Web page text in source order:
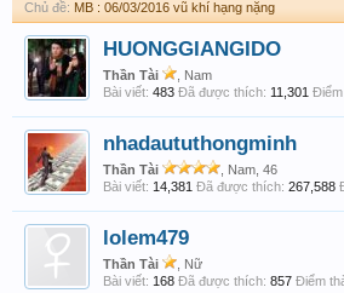
Chủ đề: MB : 06/03/2016 vũ khí hạng nặng
HUONGGIANGIDO
Thần Tài
, Nam
Bài viết: 483 Đã được thích: 11,301 Điểm
nhadaututhongminh
Thần Tài
, Nam, 46
Bài viết: 14,381 Đã được thích: 267,588
lolem479
Thần Tài
, Nữ
Bài viết: 168 Đã được thích: 857 Điểm